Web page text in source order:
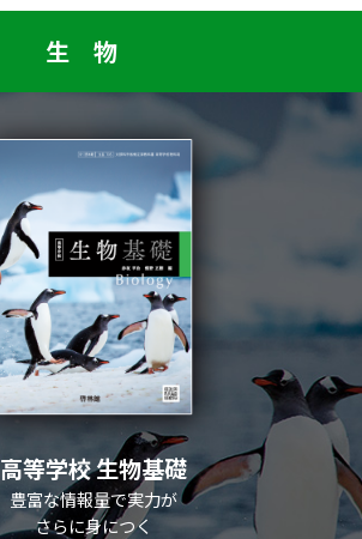
生物
高等学校 生物基礎
豊富な情報量で実力が
さらに身につく